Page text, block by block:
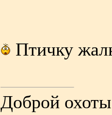
Птичку
Доброй